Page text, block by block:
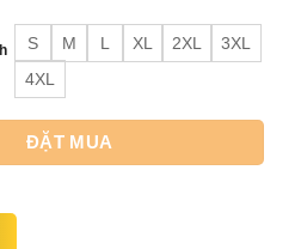
S M L XL 2XL
3XL
4XL
Đưa nhau đi khắp thế gian số
ĐẶT MUA